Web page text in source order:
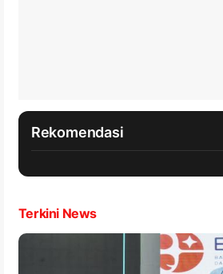
Rekomendasi
Terkini News